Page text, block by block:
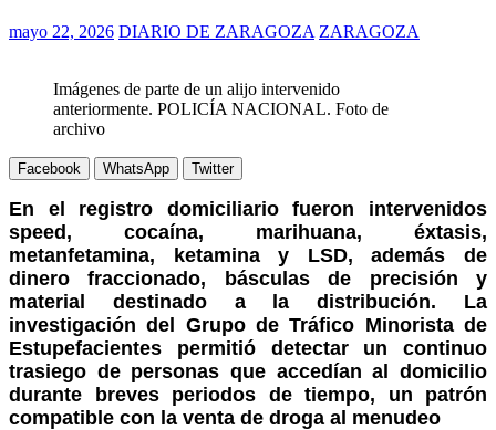
mayo 22, 2026 DIARIO DE ZARAGOZA ZARAGOZA
Imágenes de parte de un alijo intervenido
anteriormente. POLICÍA NACIONAL. Foto de
archivo
Facebook WhatsApp Twitter
En el registro domiciliario fueron intervenidos
speed, cocaína, marihuana, éxtasis,
metanfetamina, ketamina y LSD, además de
dinero fraccionado, básculas de precisión y
material destinado a la distribución. La
investigación del Grupo de Tráfico Minorista de
Estupefacientes permitió detectar un continuo
trasiego de personas que accedían al domicilio
durante breves periodos de tiempo, un patrón
compatible con la venta de droga al menudeo